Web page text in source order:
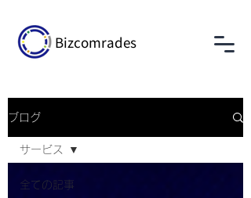
Bizcomrades
ブログ
全ての記事
サービス